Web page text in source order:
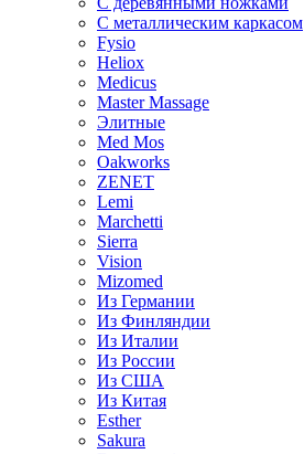
С металлическим каркасом
Fysio
Heliox
Medicus
Master Massage
Элитные
Med Mos
Oakworks
ZENET
Lemi
Marchetti
Sierra
Vision
Mizomed
Из Германии
Из Финляндии
Из Италии
Из России
Из США
Из Китая
Esther
Sakura